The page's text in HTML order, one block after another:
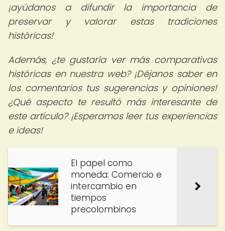
¡ayúdanos a difundir la importancia de
preservar y valorar estas tradiciones
históricas!
Además, ¿te gustaría ver más comparativas
históricas en nuestra web? ¡Déjanos saber en
los comentarios tus sugerencias y opiniones!
¿Qué aspecto te resultó más interesante de
este artículo? ¡Esperamos leer tus experiencias
e ideas!
El papel como
moneda: Comercio e
intercambio en
tiempos
precolombinos